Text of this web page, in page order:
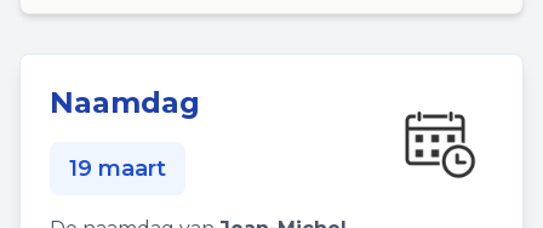
Naamdag
19 maart